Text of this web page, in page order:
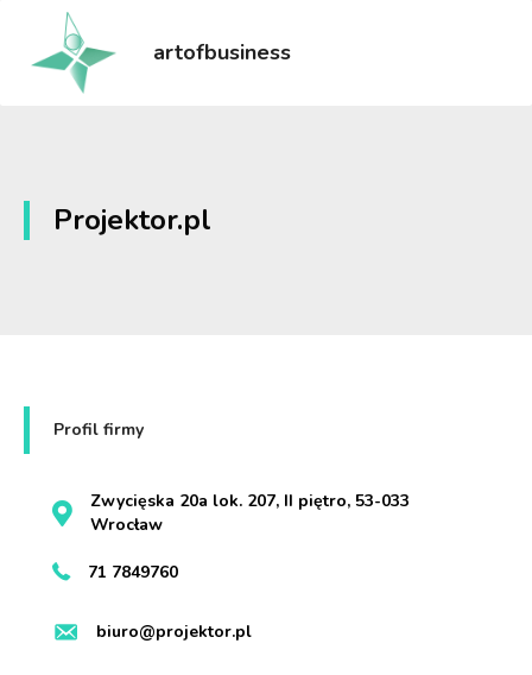
artofbusiness
Projektor.pl
Profil firmy
Zwycięska 20a lok. 207, II piętro, 53-033
Wrocław
71 7849760
biuro@projektor.pl